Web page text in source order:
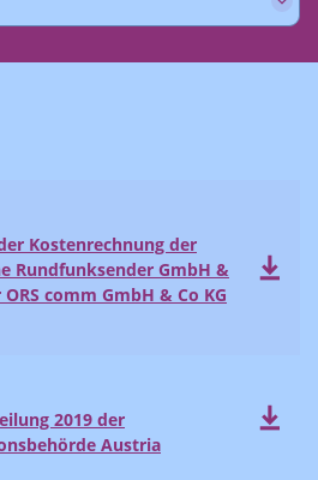
Kostenrechnung der
Rundfunksender GmbH &
comm GmbH & Co KG
2019 der
Austria